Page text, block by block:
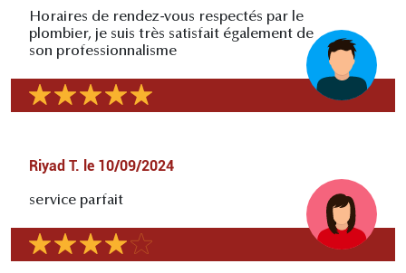
Horaires de rendez-vous respectés par le
plombier, je suis très satisfait également de
son professionnalisme
Riyad T. le 10/09/2024
service parfait